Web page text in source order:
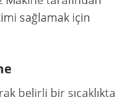
sağlamak için
belirli bir sıcaklıkta